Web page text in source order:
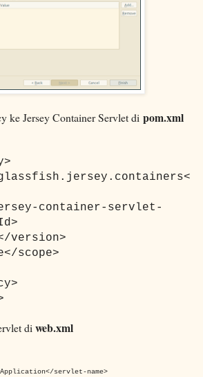
ke Jersey Container Servlet di pom.xml
container-servlet-
version>
scope>
di web.xml
servlet-name>